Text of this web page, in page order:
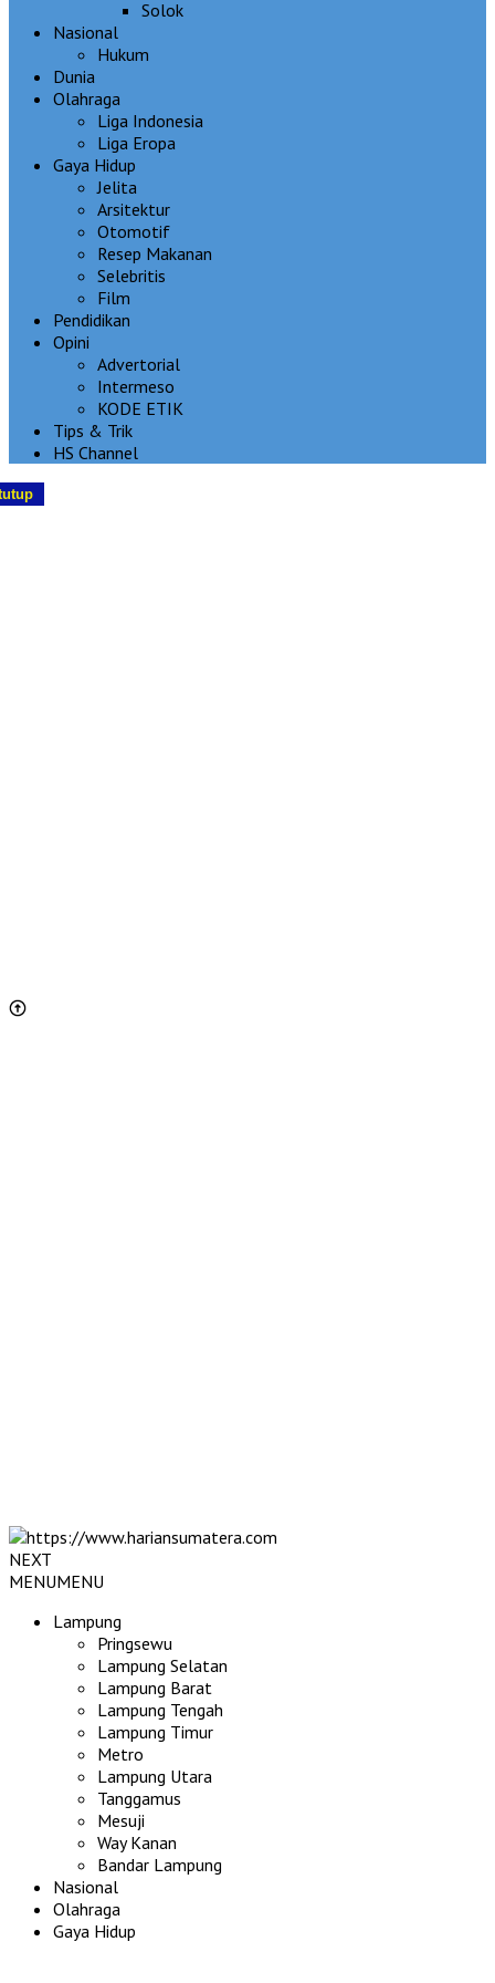
Solok
Nasional
Hukum
Dunia
Olahraga
Liga Indonesia
Liga Eropa
Gaya Hidup
Jelita
Arsitektur
Otomotif
Resep Makanan
Selebritis
Film
Pendidikan
Opini
Advertorial
Intermeso
KODE ETIK
Tips & Trik
HS Channel
NEXT
MENUMENU
Lampung
Pringsewu
Lampung Selatan
Lampung Barat
Lampung Tengah
Lampung Timur
Metro
Lampung Utara
Tanggamus
Mesuji
Way Kanan
Bandar Lampung
Nasional
Olahraga
Gaya Hidup